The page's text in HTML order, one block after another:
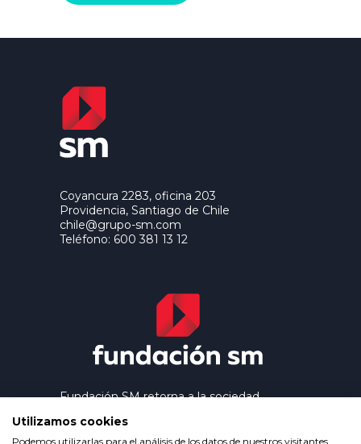
Coyancura 2283, oficina 203
Providencia, Santiago de Chile
chile@grupo-sm.com
Teléfono: 600 381 13 12
Fundación SM retorna a la sociedad
editorial de Ediciones SM, contribuyendo
así a extender la cultura y la educación a
Utilizamos cookies
Podemos utilizarlas para el análisis de los datos de nuestros visitantes,